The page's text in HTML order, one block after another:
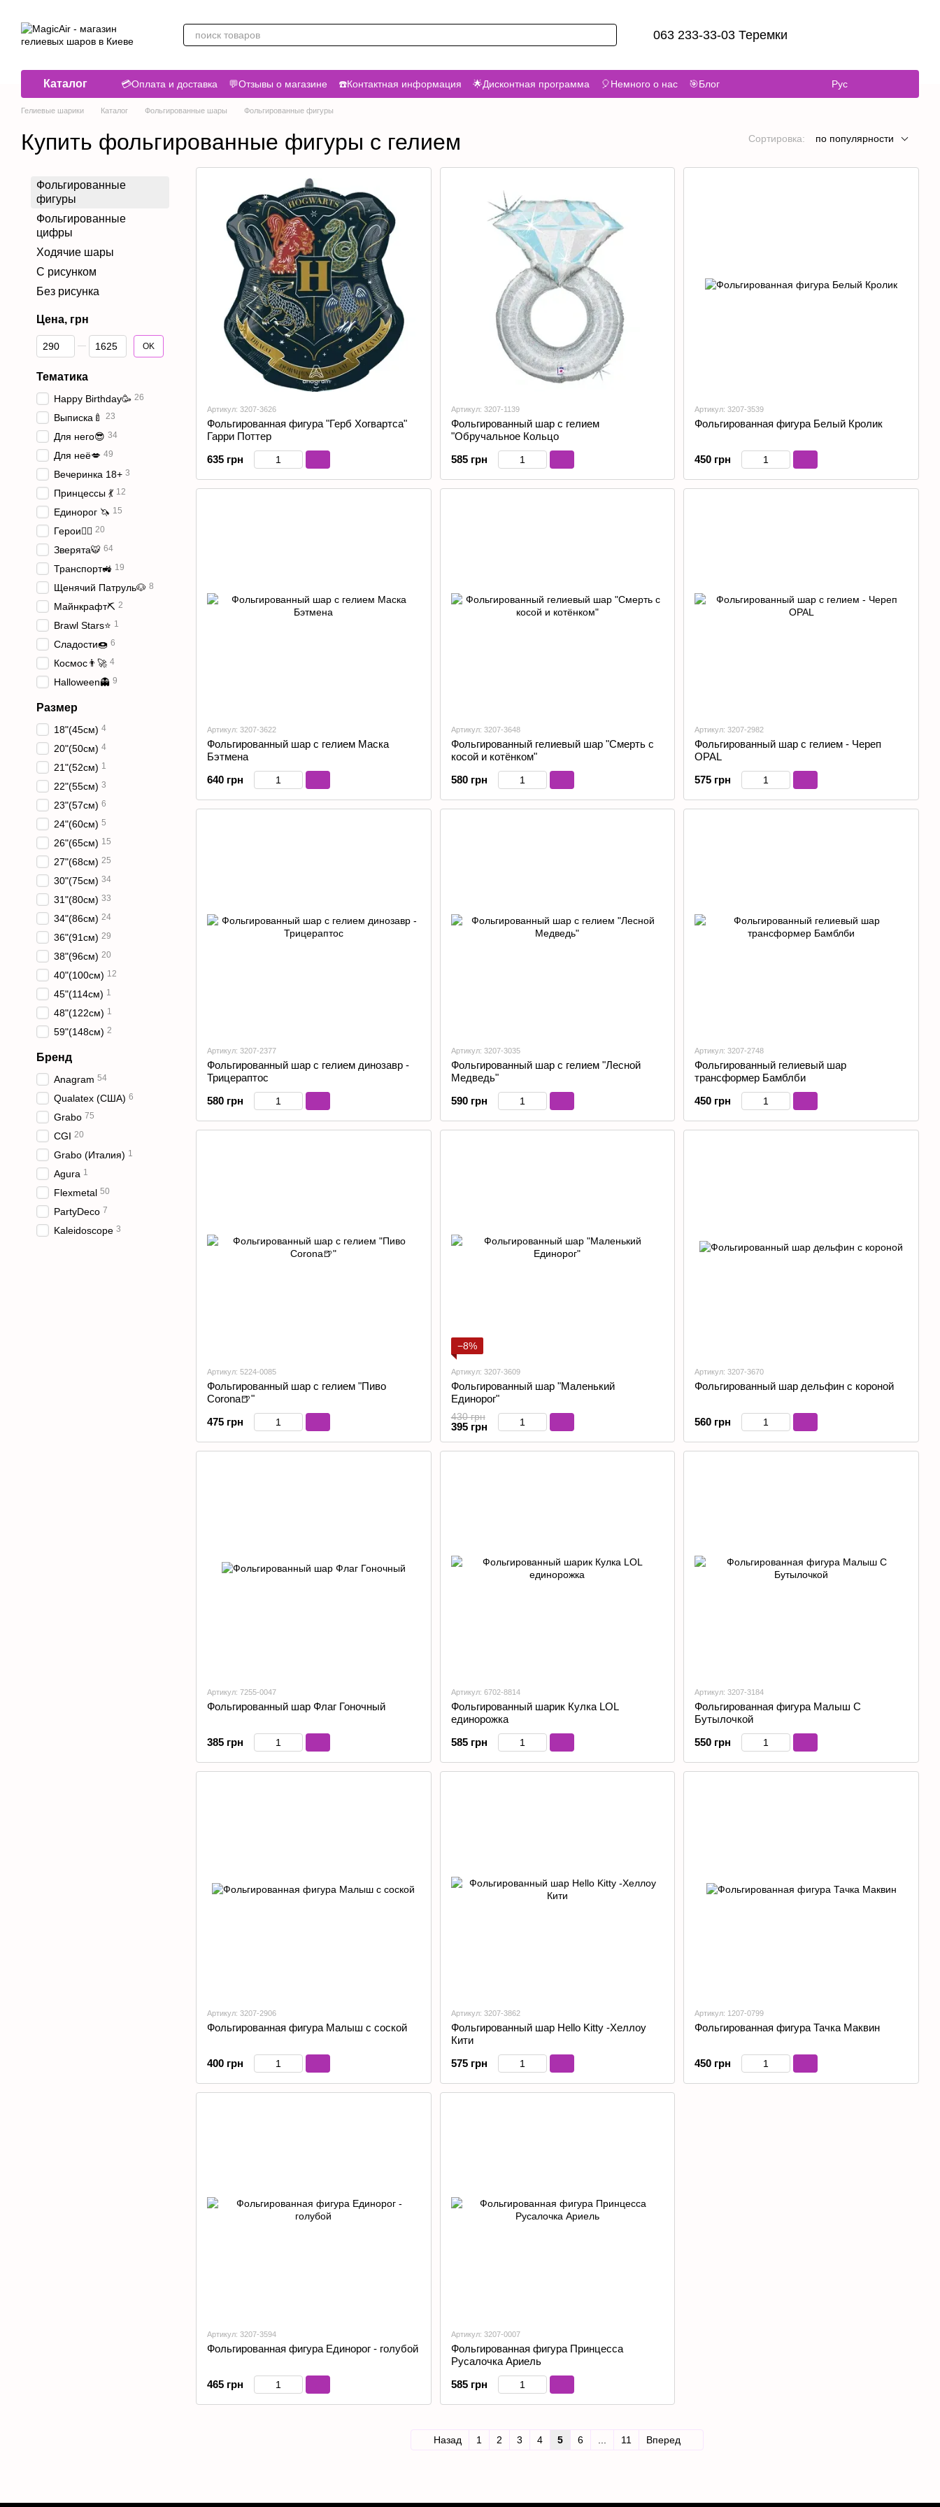
063 233-33-03 Теремки
Каталог 💳Оплата и доставка 💬Отзывы о магазине ☎️Контактная информация 🌟Дисконтная программа 🎈Немного о нас 🎯Блог Рус
Гелиевые шарики Каталог Фольгированные шары Фольгированные фигуры
Купить фольгированные фигуры с гелием Сортировка: по популярности
Артикул: 3207-3626
Фольгированная фигура "Герб Хогвартса"
Гарри Поттер
635 грн
Артикул: 3207-1139
Фольгированный шар с гелием
"Обручальное Кольцо
585 грн
Артикул: 3207-3539
Фольгированная фигура Белый Кролик
450 грн
Артикул: 3207-3622
Фольгированный шар с гелием Маска
Бэтмена
640 грн
Артикул: 3207-3648
Фольгированный гелиевый шар "Смерть с
косой и котёнком"
580 грн
Артикул: 3207-2982
Фольгированный шар с гелием - Череп
OPAL
575 грн
Артикул: 3207-2377
Фольгированный шар с гелием динозавр -
Трицераптос
580 грн
Артикул: 3207-3035
Фольгированный шар с гелием "Лесной
Медведь"
590 грн
Артикул: 3207-2748
Фольгированный гелиевый шар
трансформер Бамблби
450 грн
Артикул: 5224-0085
Фольгированный шар с гелием "Пиво
Corona🍺"
475 грн
−8%
Артикул: 3207-3609
Фольгированный шар "Маленький
Единорог"
430 грн
395 грн
Артикул: 3207-3670
Фольгированный шар дельфин с короной
560 грн
Артикул: 7255-0047
Фольгированный шар Флаг Гоночный
385 грн
Артикул: 6702-8814
Фольгированный шарик Кулка LOL
единорожка
585 грн
Артикул: 3207-3184
Фольгированная фигура Малыш С
Бутылочкой
550 грн
Артикул: 3207-2906
Фольгированная фигура Малыш с соской
400 грн
Артикул: 3207-3862
Фольгированный шар Hello Kitty -Хеллоу
Кити
575 грн
Артикул: 1207-0799
Фольгированная фигура Тачка Маквин
450 грн
Артикул: 3207-3594
Фольгированная фигура Единорог - голубой
465 грн
Артикул: 3207-0007
Фольгированная фигура Принцесса
Русалочка Ариель
585 грн
Назад 1 2 3 4 5 6 11 Вперед
Фольгированные
фигуры
Фольгированные
цифры
Ходячие шары
С рисунком
Без рисунка
Цена, грн
От Цена, грн
До Цена, грн OK
Тематика
Happy Birthday🥳 26
Выписка🍼 23
Для него😎 34
Для неё💋 49
Вечеринка 18+ 3
Принцессы 💃 12
Единорог 🦄 15
Герои🦸‍♂️ 20
Зверята🐯 64
Транспорт🚜 19
Щенячий Патруль🐶 8
Майнкрафт⛏️ 2
Brawl Stars⭐️ 1
Сладости🍩 6
Космос👨‍🚀 4
Halloween👻 9
Размер
18"(45см) 4
20"(50см) 4
21"(52см) 1
22"(55см) 3
23"(57см) 6
24"(60см) 5
26"(65см) 15
27"(68см) 25
30"(75см) 34
31"(80см) 33
34"(86см) 24
36"(91см) 29
38"(96см) 20
40"(100см) 12
45"(114см) 1
48"(122см) 1
59"(148см) 2
Бренд
Anagram 54
Qualatex (США) 6
Grabo 75
CGI 20
Grabo (Италия) 1
Agura 1
Flexmetal 50
PartyDeco 7
Kaleidoscope 3